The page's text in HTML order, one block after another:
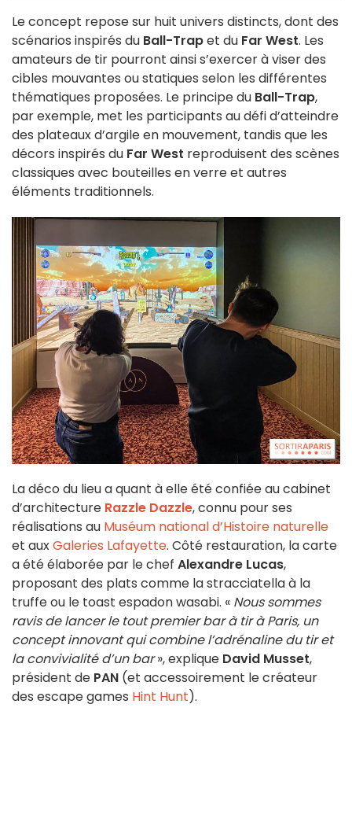
Le concept repose sur huit univers distincts, dont des
scénarios inspirés du Ball-Trapet du Far West. Les
amateurs de tir pourront ainsi s’exercer à viser des
cibles mouvantes ou statiques selon les différentes
thématiques proposées. Le principe du Ball-Trap,
par exemple, met les participants au défi d’atteindre
des plateaux d’argile en mouvement, tandis que les
décors inspirés du Far West reproduisent des scènes
classiques avec bouteilles en verre et autres
éléments traditionnels.
La déco du lieu a quant à elle été confiée au cabinet
d’architecture Razzle Dazzle, connu pour ses
réalisations au Muséum national d’Histoire naturelle
et auxGaleries Lafayette. Côté restauration, la carte
a été élaborée par le chef Alexandre Lucas,
proposant des plats comme la stracciatella à la
truffe ou le toast espadon wasabi. « Nous sommes
ravis de lancer le tout premier bar à tir à Paris, un
concept innovant qui combine l’adrénaline du tir et
la convivialité d’un bar», explique David Musset,
président de PAN (et accessoirement le créateur
des escape games Hint Hunt).